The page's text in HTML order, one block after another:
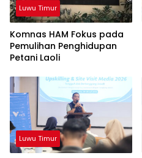
Luwu Timur
Komnas HAM Fokus pada
Pemulihan Penghidupan
Petani Laoli
Luwu Timur